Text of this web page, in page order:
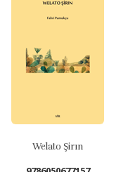
Welato Şirın